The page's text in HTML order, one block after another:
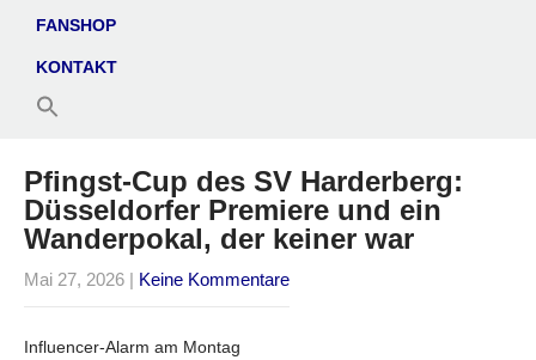
FANSHOP
KONTAKT
Pfingst-Cup des SV Harderberg:
Düsseldorfer Premiere und ein
Wanderpokal, der keiner war
Mai 27, 2026 | Keine Kommentare
Influencer-Alarm am Montag